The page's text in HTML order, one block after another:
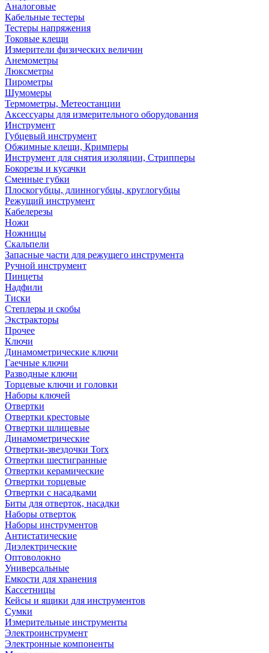
Аналоговые
Кабельные тестеры
Тестеры напряжения
Токовые клещи
Измерители физических величин
Анемометры
Люксметры
Пирометры
Шумомеры
Термометры, Метеостанции
Аксессуары для измерительного оборудования
Инструмент
Губцевый инструмент
Обжимные клещи, Кримперы
Инструмент для снятия изоляции, Стрипперы
Бокорезы и кусачки
Сменные губки
Плоскогубцы, длинногубцы, круглогубцы
Режущий инструмент
Кабелерезы
Ножи
Ножницы
Скальпели
Запасные части для режущего инструмента
Ручной инструмент
Пинцеты
Надфили
Тиски
Степлеры и скобы
Экстракторы
Прочее
Ключи
Динамометрические ключи
Гаечные ключи
Разводные ключи
Торцевые ключи и головки
Наборы ключей
Отвертки
Отвертки крестовые
Отвертки шлицевые
Динамометрические
Отвертки-звездочки Torx
Отвертки шестигранные
Отвертки керамические
Отвертки торцевые
Отвертки с насадками
Биты для отверток, насадки
Наборы отверток
Наборы инструментов
Антистатические
Диэлектрические
Оптоволокно
Универсальные
Емкости для хранения
Кассетницы
Кейсы и ящики для инструментов
Сумки
Измерительные инструменты
Электроинструмент
Электронные компоненты